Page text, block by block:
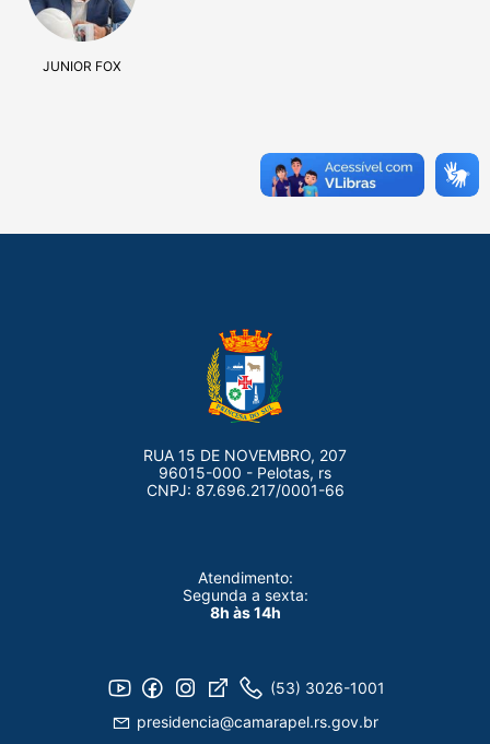
JUNIOR FOX
RUA 15 DE NOVEMBRO, 207
96015-000 - Pelotas, rs
CNPJ: 87.696.217/0001-66
Atendimento:
Segunda a sexta:
8h às 14h
(53) 3026-1001
presidencia@camarapel.rs.gov.br